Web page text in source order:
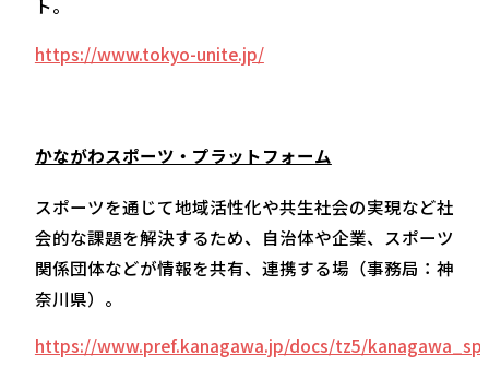
ト。
https://www.tokyo-unite.jp/
かながわスポーツ・プラットフォーム
スポーツを通じて地域活性化や共生社会の実現など社
会的な課題を解決するため、自治体や企業、スポーツ
関係団体などが情報を共有、連携する場（事務局：神
奈川県）。
https://www.pref.kanagawa.jp/docs/tz5/